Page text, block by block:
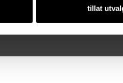
tillat
nr. 981 112 97 • Designet og